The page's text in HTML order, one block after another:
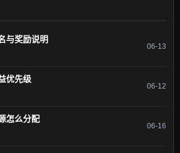
与奖励说明
06-13
优先级
06-12
怎么分配
06-16